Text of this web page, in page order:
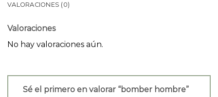
VALORACIONES (0)
Valoraciones
No hay valoraciones aún.
Sé el primero en valorar “bomber hombre”